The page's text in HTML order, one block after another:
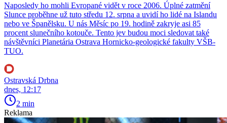
Naposledy ho mohli Evropané vidět v roce 2006. Úplné zatmění
Slunce proběhne už tuto středu 12. srpna a uvidí ho lidé na Islandu
nebo ve Španělsku. U nás Měsíc po 19. hodině zakryje asi 85
procent slunečního kotouče. Tento jev budou moci sledovat také
návštěvníci Planetária Ostrava Hornicko-geologické fakulty VŠB-
TUO.
Ostravská Drbna
dnes, 12:17
2 min
Reklama